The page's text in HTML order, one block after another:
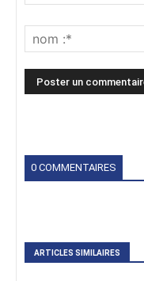
0 COMMENTAIRES
ARTICLES SIMILAIRES